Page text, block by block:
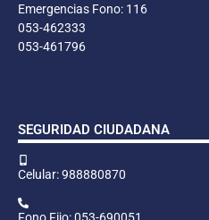
Emergencias Fono: 116
053-462333
053-461796
SEGURIDAD CIUDADANA
Celular: 988880870
Fono Fijo: 053-690051